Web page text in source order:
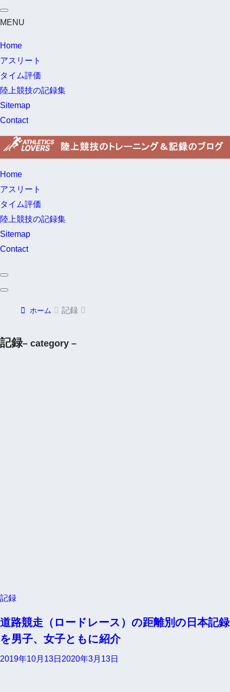
MENU
Home
アスリート
タイム評価
陸上競技の記録集
Sitemap
Contact
Home
アスリート
タイム評価
陸上競技の記録集
Sitemap
Contact
ホーム 記録
記録– category –
記録
道路競走（ロードレース）の距離別の日本記録
を男子、女子ともに紹介
2019年10月13日 2020年3月13日